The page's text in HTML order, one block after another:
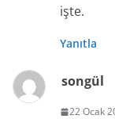
işte.
Yanıtla
songül
22 Ocak